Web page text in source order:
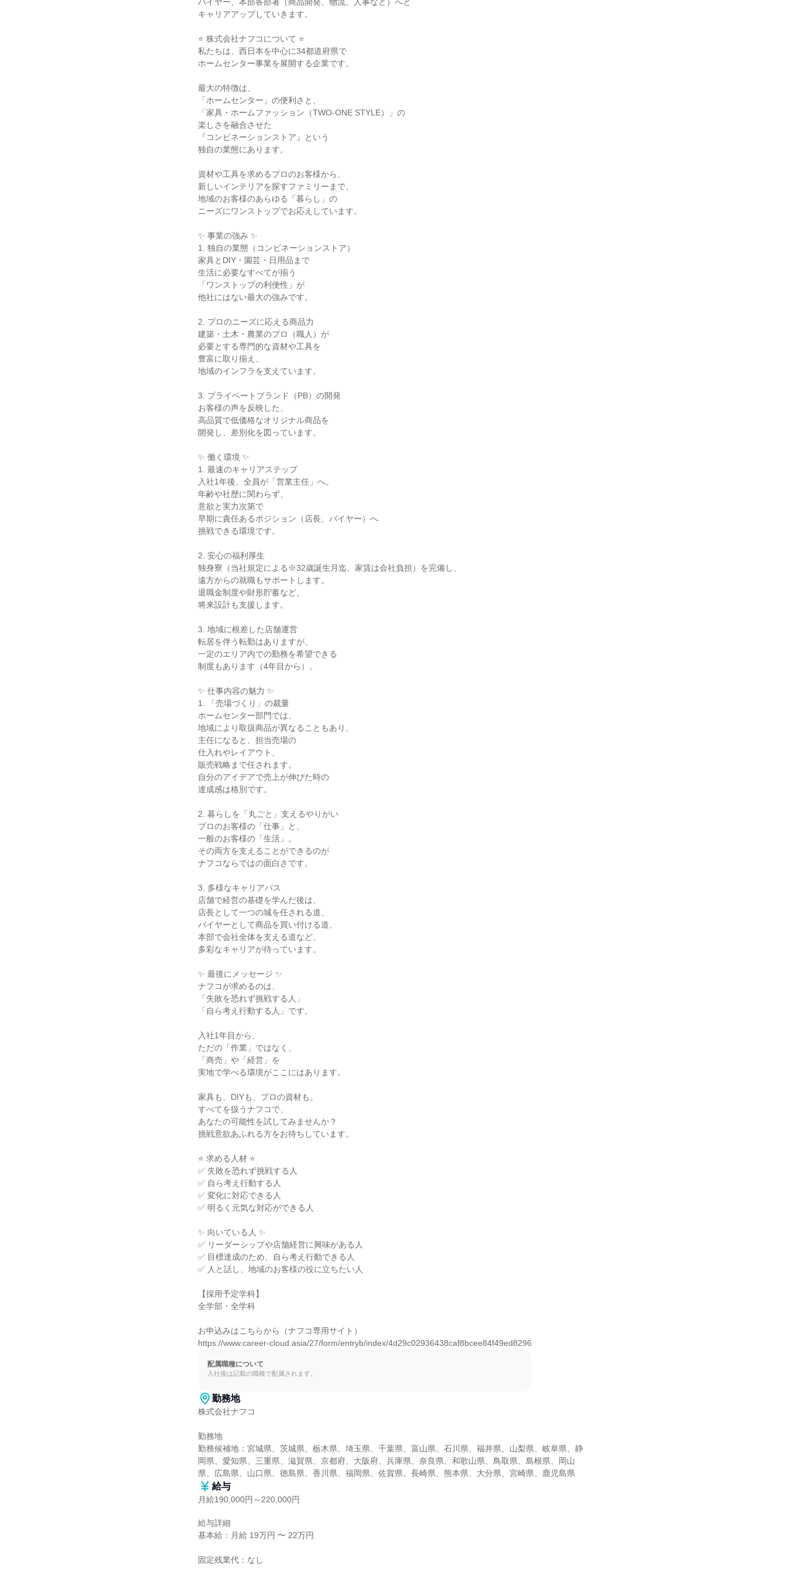
キャリアアップしていきます。
⭐ 株式会社ナフコについて ⭐
私たちは、西日本を中心に34都道府県で
ホームセンター事業を展開する企業です。
最大の特徴は、
「ホームセンター」の便利さと、
「家具・ホームファッション（TWO-ONE STYLE）」の
楽しさを融合させた
『コンビネーションストア』という
独自の業態にあります。
資材や工具を求めるプロのお客様から、
新しいインテリアを探すファミリーまで、
地域のお客様のあらゆる「暮らし」の
ニーズにワンストップでお応えしています。
✨ 事業の強み ✨
1. 独自の業態（コンビネーションストア）
家具とDIY・園芸・日用品まで
生活に必要なすべてが揃う
「ワンストップの利便性」が
他社にはない最大の強みです。
2. プロのニーズに応える商品力
建築・土木・農業のプロ（職人）が
必要とする専門的な資材や工具を
豊富に取り揃え、
地域のインフラを支えています。
3. プライベートブランド（PB）の開発
お客様の声を反映した、
高品質で低価格なオリジナル商品を
開発し、差別化を図っています。
✨ 働く環境 ✨
1. 最速のキャリアステップ
入社1年後、全員が「営業主任」へ。
年齢や社歴に関わらず、
意欲と実力次第で
早期に責任あるポジション（店長、バイヤー）へ
挑戦できる環境です。
2. 安心の福利厚生
独身寮（当社規定による※32歳誕生月迄、家賃は会社負担）を完備し、
遠方からの就職もサポートします。
退職金制度や財形貯蓄など、
将来設計も支援します。
3. 地域に根差した店舗運営
転居を伴う転勤はありますが、
一定のエリア内での勤務を希望できる
制度もあります（4年目から）。
✨ 仕事内容の魅力 ✨
1. 「売場づくり」の裁量
ホームセンター部門では、
地域により取扱商品が異なることもあり、
主任になると、担当売場の
仕入れやレイアウト、
販売戦略まで任されます。
自分のアイデアで売上が伸びた時の
達成感は格別です。
2. 暮らしを「丸ごと」支えるやりがい
プロのお客様の「仕事」と、
一般のお客様の「生活」。
その両方を支えることができるのが
ナフコならではの面白さです。
3. 多様なキャリアパス
店舗で経営の基礎を学んだ後は、
店長として一つの城を任される道、
バイヤーとして商品を買い付ける道、
本部で会社全体を支える道など、
多彩なキャリアが待っています。
✨ 最後にメッセージ ✨
ナフコが求めるのは、
「失敗を恐れず挑戦する人」
「自ら考え行動する人」です。
入社1年目から、
ただの「作業」ではなく、
「商売」や「経営」を
実地で学べる環境がここにはあります。
家具も、DIYも、プロの資材も。
すべてを扱うナフコで、
あなたの可能性を試してみませんか？
挑戦意欲あふれる方をお待ちしています。
⭐ 求める人材 ⭐
✅ 失敗を恐れず挑戦する人
✅ 自ら考え行動する人
✅ 変化に対応できる人
✅ 明るく元気な対応ができる人
✨ 向いている人 ✨
✅ リーダーシップや店舗経営に興味がある人
✅ 目標達成のため、自ら考え行動できる人
✅ 人と話し、地域のお客様の役に立ちたい人
【採用予定学科】
全学部・全学科
お申込みはこちらから（ナフコ専用サイト）
https://www.career-cloud.asia/27/form/entryb/index/4d29c02936438caf8bcee84f49ed8296
配属職種について
入社後は記載の職種で配属されます。
勤務地
株式会社ナフコ
勤務地
勤務候補地：宮城県、茨城県、栃木県、埼玉県、千葉県、富山県、石川県、福井県、山梨県、岐阜県、静
岡県、愛知県、三重県、滋賀県、京都府、大阪府、兵庫県、奈良県、和歌山県、鳥取県、島根県、岡山
県、広島県、山口県、徳島県、香川県、福岡県、佐賀県、長崎県、熊本県、大分県、宮崎県、鹿児島県
給与
月給190,000円～220,000円
給与詳細
基本給：月給 19万円 〜 22万円
固定残業代：なし